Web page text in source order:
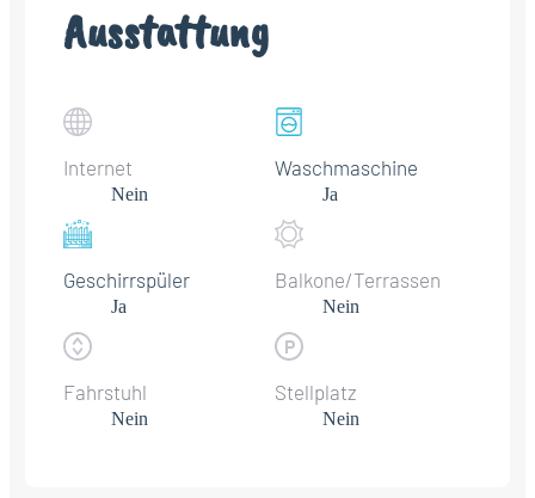
Ausstattung
Internet
Nein
Waschmaschine
Ja
Geschirrspüler
Ja
Balkone/Terrassen
Nein
Fahrstuhl
Nein
Stellplatz
Nein